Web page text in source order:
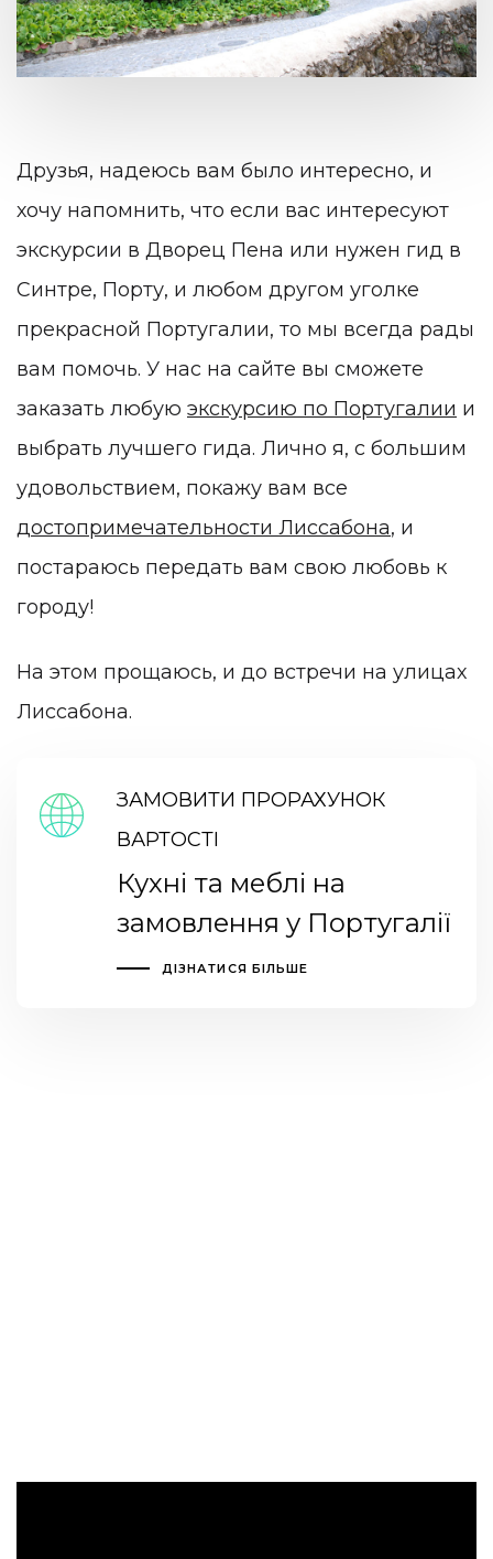
Друзья, надеюсь вам было интересно, и
хочу напомнить, что если вас интересуют
экскурсии в Дворец Пена или нужен гид в
Синтре, Порту, и любом другом уголке
прекрасной Португалии, то мы всегда рады
вам помочь. У нас на сайте вы сможете
заказать любую экскурсию по Португалии и
выбрать лучшего гида. Лично я, с большим
удовольствием, покажу вам все
достопримечательности Лиссабона, и
постараюсь передать вам свою любовь к
городу!
На этом прощаюсь, и до встречи на улицах
Лиссабона.
ЗАМОВИТИ ПРОРАХУНОК
ВАРТОСТІ
Кухні та меблі на
замовлення у Португалії
ДІЗНАТИСЯ БІЛЬШЕ